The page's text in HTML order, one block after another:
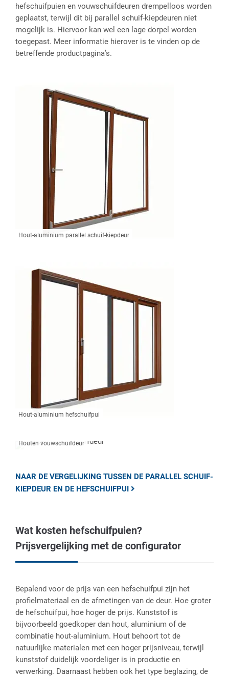
hefschuifpuien en vouwschuifdeuren drempelloos worden
geplaatst, terwijl dit bij parallel schuif-kiepdeuren niet
mogelijk is. Hiervoor kan wel een lage dorpel worden
toegepast. Meer informatie hierover is te vinden op de
betreffende productpagina’s.
Hout-aluminium parallel schuif-kiepdeur
Hout-aluminium hefschuifpui
Houten vouwschuifdeur
NAAR DE VERGELIJKING TUSSEN DE PARALLEL SCHUIF-
KIEPDEUR EN DE HEFSCHUIFPUI
Wat kosten hefschuifpuien?
Prijsvergelijking met de configurator
Bepalend voor de prijs van een hefschuifpui zijn het
profielmateriaal en de afmetingen van de deur. Hoe groter
de hefschuifpui, hoe hoger de prijs. Kunststof is
bijvoorbeeld goedkoper dan hout, aluminium of de
combinatie hout-aluminium. Hout behoort tot de
natuurlijke materialen met een hoger prijsniveau, terwijl
kunststof duidelijk voordeliger is in productie en
verwerking. Daarnaast hebben ook het type beglazing, de